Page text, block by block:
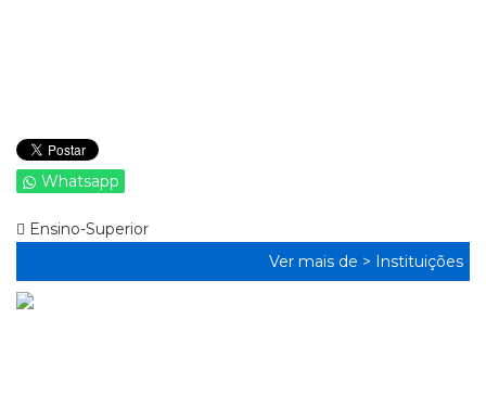
Whatsapp
Ensino-Superior
Ver mais de > Instituições